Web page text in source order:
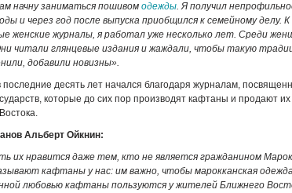
начну заниматься пошивом одежды. Я получил
и через год после выпуска приобщился к семейному делу.
женские журналы, я работал уже несколько лет. Среди
читали глянцевые издания и жаждали, чтобы такую
добавили новизны».
последние десять лет начался благодаря журналам,
которые до сих пор производят кафтаны и продают
Альберт Ойкнин:
их нравится даже тем, кто не является гражданином
кафтаны у нас: им важно, чтобы марокканская
любовью кафтаны пользуются у жителей Ближнего